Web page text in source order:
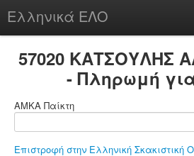
Ελληνικά ΕΛΟ
chesstu.be @ discord
57020 ΚΑΤΣΟΥΛΗΣ
- Πληρωμή
ΑΜΚΑ Παίκτη
Επιστροφή στην Ελληνική Σκακιστική